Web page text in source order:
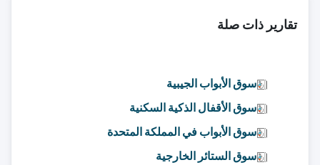
تقارير ذات صلة
سوق الأبواب الجيبية
سوق الأقفال الذكية السكنية
سوق الأبواب في المملكة المتحدة
سوق الستائر الخارجية